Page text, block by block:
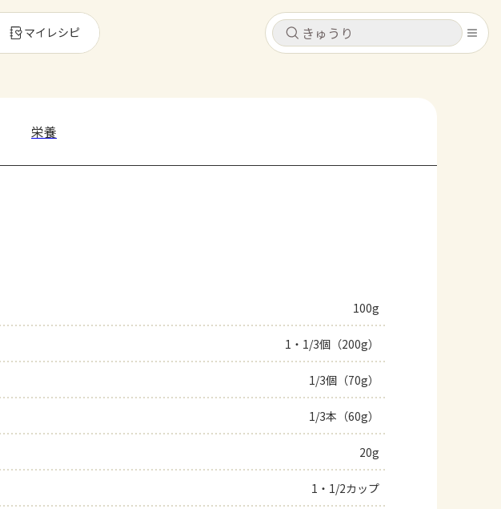
キャンセル
トーク
よくあるお問い合わせ
お買い物
キャンセル
マイレシピ
栄養
100g
1・1/3個（200g）
1/3個（70g）
1/3本（60g）
20g
1・1/2カップ